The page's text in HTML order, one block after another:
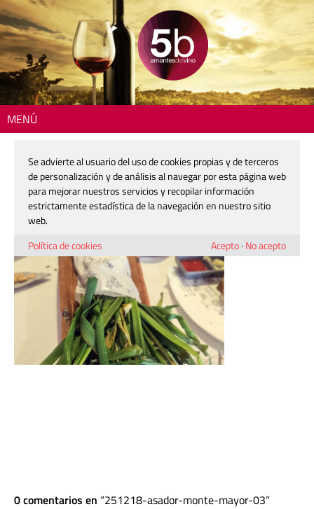
MENÚ
251218-asador-monte-mayor-03
18 diciembre, 2025
0 comentarios en 251218-asador-monte-mayor-03
Se advierte al usuario del uso de cookies propias y de terceros
de personalización y de análisis al navegar por esta página web
para mejorar nuestros servicios y recopilar información
estrictamente estadística de la navegación en nuestro sitio
web.
Política de cookies
Acepto· No acepto